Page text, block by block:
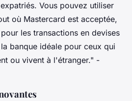
Vous pouvez utiliser
où Mastercard est acceptée,
les transactions en devises
banque idéale pour ceux qui
ou vivent à l'étranger." -